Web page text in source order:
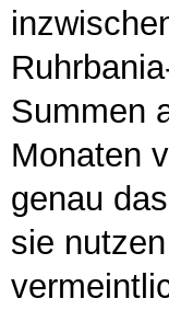
Summen
Monaten
genau
sie